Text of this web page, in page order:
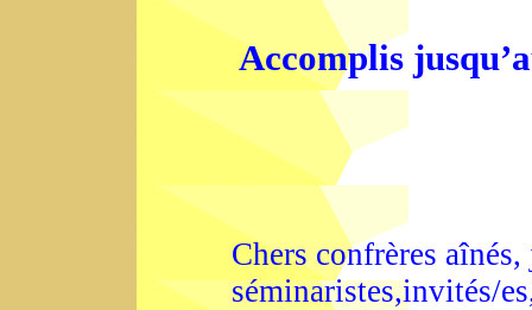
Accomplis
Chers confrères
séminaristes,invités/